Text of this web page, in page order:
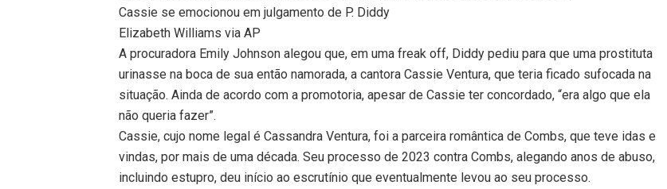
Cassie se emocionou em julgamento de P. Diddy
Elizabeth Williams via AP
A procuradora Emily Johnson alegou que, em uma freak off, Diddy pediu para que uma prostituta
urinasse na boca de sua então namorada, a cantora Cassie Ventura, que teria ficado sufocada na
situação. Ainda de acordo com a promotoria, apesar de Cassie ter concordado, “era algo que ela
não queria fazer”.
Cassie, cujo nome legal é Cassandra Ventura, foi a parceira romântica de Combs, que teve idas e
vindas, por mais de uma década. Seu processo de 2023 contra Combs, alegando anos de abuso,
incluindo estupro, deu início ao escrutínio que eventualmente levou ao seu processo.